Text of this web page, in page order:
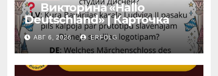
Викторина «Hallo
Deutschland» | Карточка
№46
Замок вдохновения
Iedvesmas pils / Schloss der
Inspiration
АВГ 6, 2026 ERFOLG